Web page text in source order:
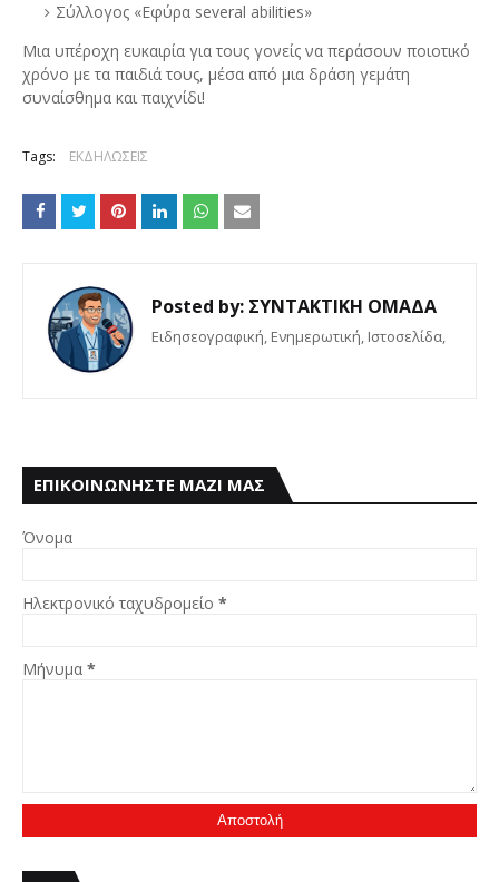
Σύλλογος «Εφύρα several abilities»
Μια υπέροχη ευκαιρία για τους γονείς να περάσουν ποιοτικό
χρόνο με τα παιδιά τους, μέσα από μια δράση γεμάτη
συναίσθημα και παιχνίδι!
Tags: ΕΚΔΗΛΩΣΕΙΣ
Posted by: ΣΥΝΤΑΚΤΙΚΗ ΟΜΑΔΑ
Eιδησεογραφική, Ενημερωτική, Iστοσελίδα,
ΕΠΙΚΟΙΝΩΝΗΣΤΕ ΜΑΖΙ ΜΑΣ
Όνομα
Ηλεκτρονικό ταχυδρομείο *
Μήνυμα *